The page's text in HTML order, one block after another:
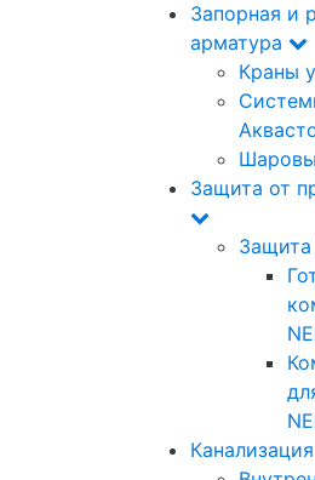
Запорная и
арматура
Краны
Защита от
Канализация